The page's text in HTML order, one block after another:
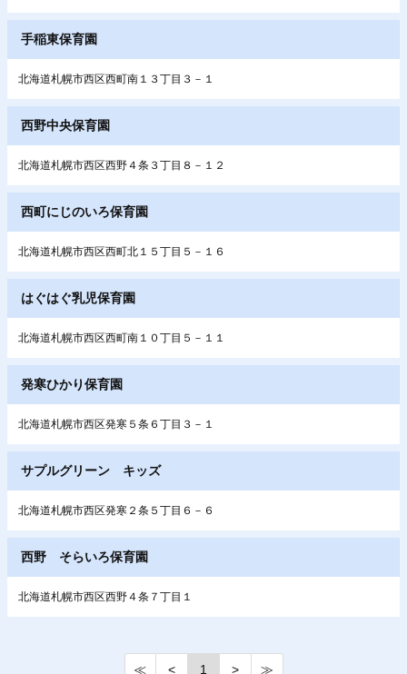
手稲東保育園
北海道札幌市西区西町南１３丁目３－１
西野中央保育園
北海道札幌市西区西野４条３丁目８－１２
西町にじのいろ保育園
北海道札幌市西区西町北１５丁目５－１６
はぐはぐ乳児保育園
北海道札幌市西区西町南１０丁目５－１１
発寒ひかり保育園
北海道札幌市西区発寒５条６丁目３－１
サプルグリーン キッズ
北海道札幌市西区発寒２条５丁目６－６
西野 そらいろ保育園
北海道札幌市西区西野４条７丁目１
≪ < 1 > ≫